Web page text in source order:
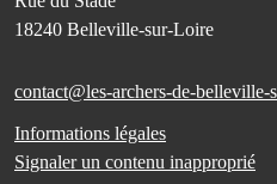
18240 Belleville-sur-Loire
contact@les-archers-de-belleville-
Informations légales
Signaler un contenu inapproprié